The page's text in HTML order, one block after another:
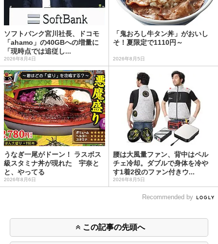
ソフトバンク宮川社長、ドコモ
「ahamo」の40GBへの増量に
「現時点では追従し...
2026年8月4日
「鬼おろし牛タン丼」がおいし
そ！夏限定で1110円～
2026年8月5日
うなぎ一尾がドーン！ ラスボス
級スタミナ丼が現れた 宇奈と
と、やってる
2026年8月6日
腰は大風量ファン、背中はペル
チェ冷却。ダブルで身体を冷や
す1着2役のファン付きウ...
2026年8月5日
Recommended by
この記事の先頭へ